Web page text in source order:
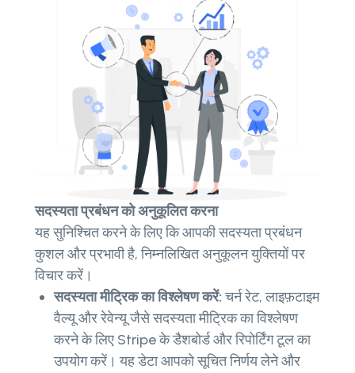
सदस्यता प्रबंधन को अनुकूलित करना
यह सुनिश्चित करने के लिए कि आपकी सदस्यता प्रबंधन
कुशल और प्रभावी है, निम्नलिखित अनुकूलन युक्तियों पर
विचार करें।
सदस्यता मीट्रिक का विश्लेषण करें:चर्न रेट, लाइफ़टाइम
वैल्यू और रेवेन्यू जैसे सदस्यता मीट्रिक का विश्लेषण
करने के लिए Stripe के डैशबोर्ड और रिपोर्टिंग टूल का
उपयोग करें। यह डेटा आपको सूचित निर्णय लेने और